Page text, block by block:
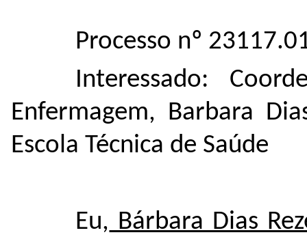
Processo nº
Interessado:
Enfermagem, Barbara
Escola Técnica de Saúde
Eu, Bárbara Dias